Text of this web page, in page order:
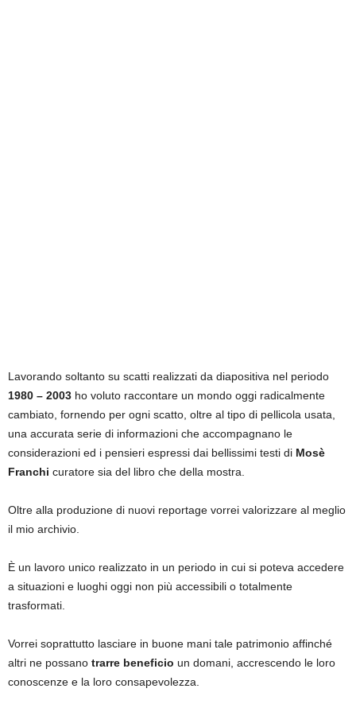
Lavorando soltanto su scatti realizzati da diapositiva nel periodo
1980 – 2003 ho voluto raccontare un mondo oggi radicalmente
cambiato, fornendo per ogni scatto, oltre al tipo di pellicola usata,
una accurata serie di informazioni che accompagnano le
considerazioni ed i pensieri espressi dai bellissimi testi di Mosè
Franchi curatore sia del libro che della mostra.
Oltre alla produzione di nuovi reportage vorrei valorizzare al meglio
il mio archivio.
È un lavoro unico realizzato in un periodo in cui si poteva accedere
a situazioni e luoghi oggi non più accessibili o totalmente
trasformati.
Vorrei soprattutto lasciare in buone mani tale patrimonio affinché
altri ne possano trarre beneficio un domani, accrescendo le loro
conoscenze e la loro consapevolezza.